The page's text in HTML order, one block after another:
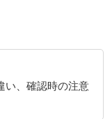
い、確認時の注意